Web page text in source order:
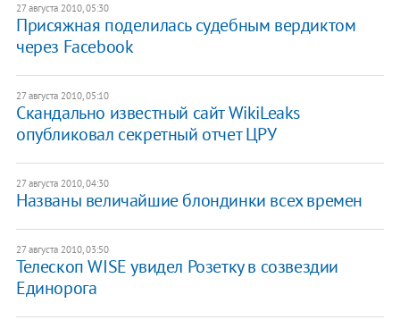
27 августа 2010, 05:30
Присяжная поделилась судебным вердиктом
через Facebook
27 августа 2010, 05:10
Скандально известный сайт WikiLeaks
опубликовал секретный отчет ЦРУ
27 августа 2010, 04:30
Названы величайшие блондинки всех времен
27 августа 2010, 03:50
Телескоп WISE увидел Розетку в созвездии
Единорога